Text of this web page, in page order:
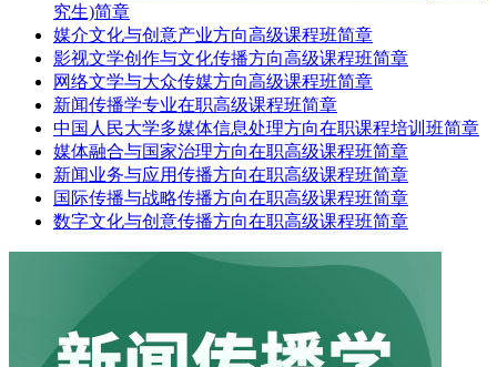
究生)简章
媒介文化与创意产业方向高级课程班简章
影视文学创作与文化传播方向高级课程班简章
网络文学与大众传媒方向高级课程班简章
新闻传播学专业在职高级课程班简章
中国人民大学多媒体信息处理方向在职课程培训班简章
媒体融合与国家治理方向在职高级课程班简章
新闻业务与应用传播方向在职高级课程班简章
国际传播与战略传播方向在职高级课程班简章
数字文化与创意传播方向在职高级课程班简章